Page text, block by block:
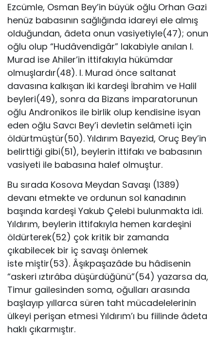
Ezcümle, Osman Bey’in büyük oğlu Orhan Gazi
henüz babasının sağlığında idareyi ele almış
olduğundan, âdeta onun vasiyetiyle(47); onun
oğlu olup “Hudâvendigâr” lakabiyle anılan I.
Murad ise Ahiler’in ittifakıyla hükümdar
olmuşlardır(48). I. Murad önce saltanat
davasına kalkışan iki kardeşi İbrahim ve Halil
beyleri(49), sonra da Bizans imparatorunun
oğlu Andronikos ile birlik olup kendisine isyan
eden oğlu Savcı Bey’i devletin selâmeti için
öldürtmüştür(50). Yıldırım Bayezid, Oruç Bey’in
belirttiği gibi(51), beylerin ittifakı ve babasının
vasiyeti ile babasına halef olmuştur.
Bu sırada Kosova Meydan Savaşı (1389)
devanı etmekte ve ordunun sol kanadının
başında kardeşi Yakub Çelebi bulunmakta idi.
Yıldırım, beylerin ittifakıyla hemen kardeşini
öldürterek(52) çok kritik bir zamanda
çıkabilecek bir iç savaşı önlemek
iste miştir(53). Âşıkpaşazâde bu hâdisenin
“askeri ıztırâba düşürdüğünü”(54) yazarsa da,
Timur gailesinden soma, oğulları arasında
başlayıp yıllarca süren taht mücadelelerinin
ülkeyi perişan etmesi Yıldırım’ı bu fiilinde âdeta
haklı çıkarmıştır.